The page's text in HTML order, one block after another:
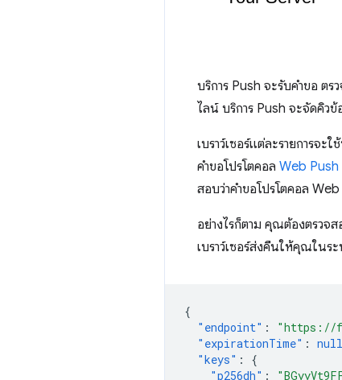
บริการ Push จะรับคำขอ ต
ไลน์ บริการ Push จะจัดคิวข้
เบราว์เซอร์แต่ละรายการจ
คำขอโปรโตคอล Web Push
สอบว่าคำขอโปรโตคอล
อย่างไรก็ตาม คุณต้องตรวจ
เบราว์เซอร์ส่งคืนให้คุณในร
{
"endpoint" : "https://
"expirationTime" : null
"keys" :
{
"p256dh" :